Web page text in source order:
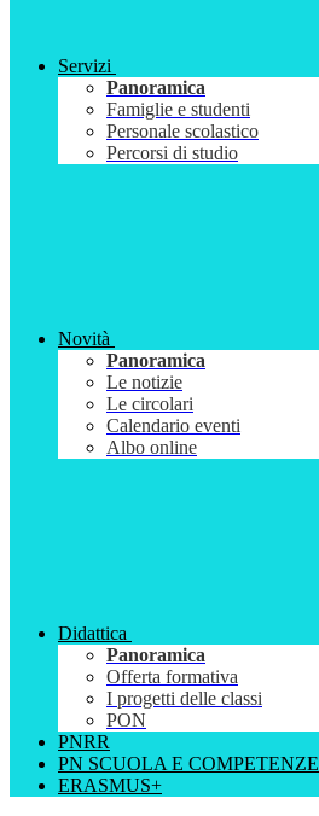
Servizi
Panoramica
Famiglie e studenti
Personale scolastico
Percorsi di studio
Novità
Panoramica
Le notizie
Le circolari
Calendario eventi
Albo online
Didattica
Panoramica
Offerta formativa
I progetti delle classi
PON
PNRR
PN SCUOLA E COMPETENZE
ERASMUS+